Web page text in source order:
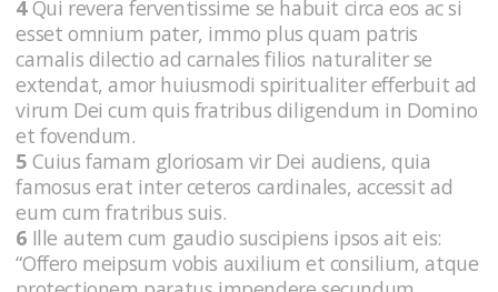
4Qui revera ferventissime se habuit circa eos ac si
esset omnium pater, immo plus quam patris
carnalis dilectio ad carnales filios naturaliter se
extendat, amor huiusmodi spiritualiter efferbuit ad
virum Dei cum quis fratribus diligendum in Domino
et fovendum.
5 Cuius famam gloriosam vir Dei audiens, quia
famosus erat inter ceteros cardinales, accessit ad
eum cum fratribus suis.
6 Ille autem cum gaudio suscipiens ipsos ait eis:
“Offero meipsum vobis auxilium et consilium, atque